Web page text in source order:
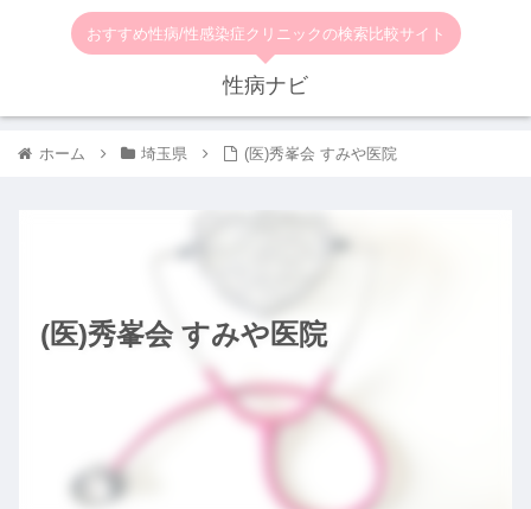
おすすめ性病/性感染症クリニックの検索比較サイト
性病ナビ
ホーム 埼玉県 (医)秀峯会 すみや医院
(医)秀峯会 すみや医院